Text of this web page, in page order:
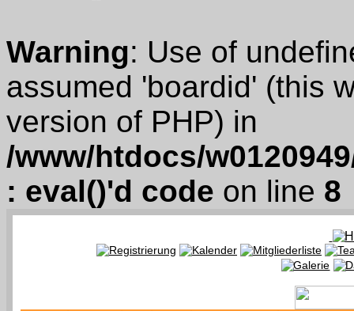
Warning: Use of
assumed 'boardid' (this
version of PHP) in
/www/htdocs/
: eval()'d code on line 8